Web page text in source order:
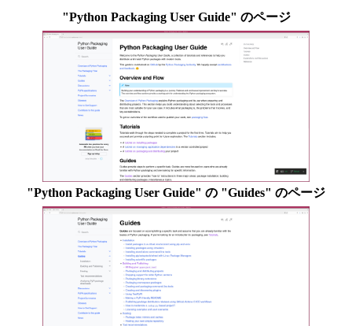
"Python Packaging User Guide" のページ
"Python Packaging User Guide" の "Guides" のページ